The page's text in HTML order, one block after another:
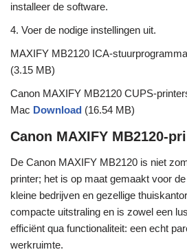
installeer de software.
4. Voer de nodige instellingen uit.
MAXIFY MB2120 ICA-
(3.15 MB)
Canon MAXIFY MB2120 CUPS-
Mac Download (16.54 MB)
Canon MAXIFY MB2120-
De Canon MAXIFY MB2120 is niet
printer; het is op maat gemaakt voor
kleine bedrijven en gezellige
compacte uitstraling en is zowel een
efficiënt qua functionaliteit: een echt
werkruimte.